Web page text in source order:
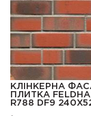
КЛІНКЕРНА
ПЛИТКА
R788 DF9